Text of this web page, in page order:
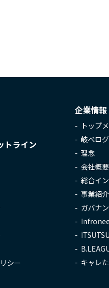
トライン
シー
企業情報
トップ
岐べログ
理念
会社概
総合イ
事業紹介
ガバナ
キャレ